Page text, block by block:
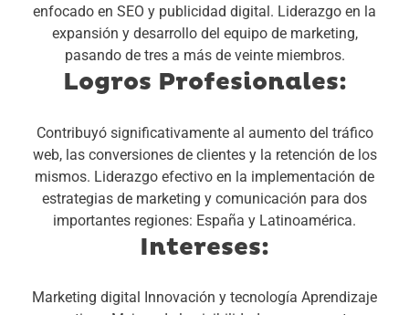
enfocado en SEO y publicidad digital. Liderazgo en la
expansión y desarrollo del equipo de marketing,
pasando de tres a más de veinte miembros.
Logros Profesionales:
Contribuyó significativamente al aumento del tráfico
web, las conversiones de clientes y la retención de los
mismos. Liderazgo efectivo en la implementación de
estrategias de marketing y comunicación para dos
importantes regiones: España y Latinoamérica.
Intereses:
Marketing digital Innovación y tecnología Aprendizaje